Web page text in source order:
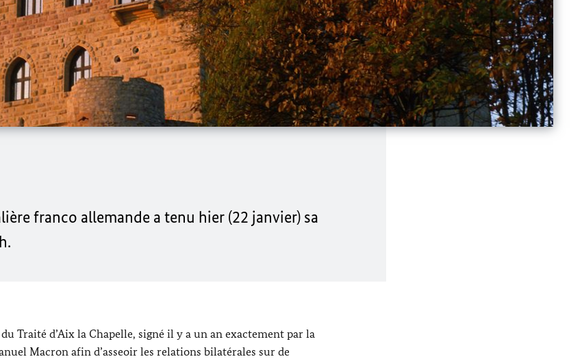
franco allemande a tenu hier (22 janvier) sa
Traité d’Aix la Chapelle, signé il y a un an exactement par la
Macron afin d’asseoir les relations bilatérales sur de